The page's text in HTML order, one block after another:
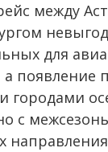
между
для
появление
городами
с